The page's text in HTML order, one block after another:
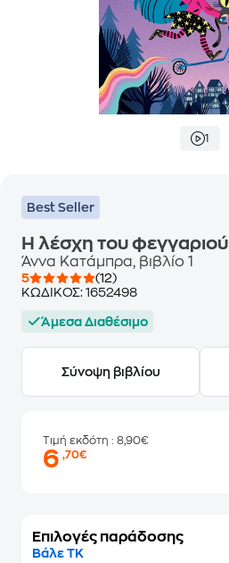
1
Best Seller
Η λέσχη του φεγγαριού
Άννα Κατάμπρα, βιβλίο 1
5
(12)
ΚΩΔΙΚΟΣ: 1652498
Άμεσα Διαθέσιμο
Σύνοψη βιβλίου
Τιμή εκδότη : 8,90€
6,70€
Επιλογές παράδοσης
Βάλε ΤΚ